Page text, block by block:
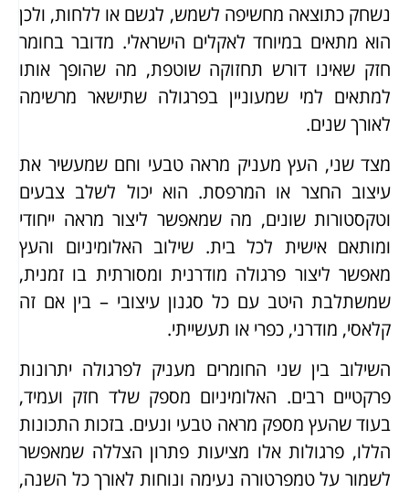
נשחק כתוצאה מחשיפה לשמש, לגשם או ללחות, ולכן
הוא מתאים במיוחד לאקלים הישראלי. מדובר בחומר
חזק שאינו דורש תחזוקה שוטפת, מה שהופך אותו
למתאים למי שמעוניין בפרגולה שתישאר מרשימה
לאורך שנים.
מצד שני, העץ מעניק מראה טבעי וחם שמעשיר את
עיצוב החצר או המרפסת. הוא יכול לשלב צבעים
וטקסטורות שונים, מה שמאפשר ליצור מראה ייחודי
ומותאם אישית לכל בית. שילוב האלומיניום והעץ
מאפשר ליצור פרגולה מודרנית ומסורתית בו זמנית,
שמשתלבת היטב עם כל סגנון עיצובי – בין אם זה
קלאסי, מודרני, כפרי או תעשייתי.
השילוב בין שני החומרים מעניק לפרגולה יתרונות
פרקטיים רבים. האלומיניום מספק שלד חזק ועמיד,
בעוד שהעץ מספק מראה טבעי ונעים. בזכות התכונות
הללו, פרגולות אלו מציעות פתרון הצללה שמאפשר
לשמור על טמפרטורה נעימה ונוחות לאורך כל השנה,